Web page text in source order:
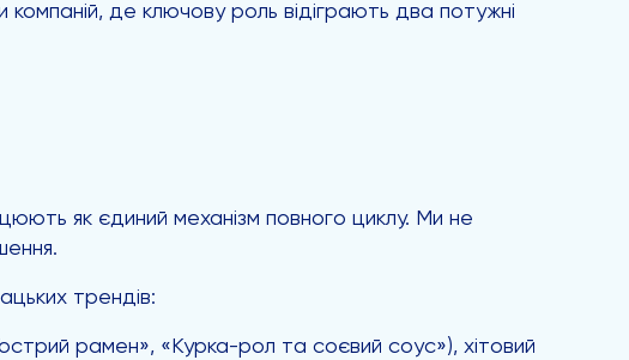
де ключову роль відіграють два потужні
як єдиний механізм повного циклу. Ми не
трендів:
рамен», «Курка-рол та соєвий соус»), хітовий